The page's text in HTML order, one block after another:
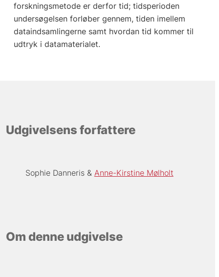
forskningsmetode er derfor tid; tidsperioden
undersøgelsen forløber gennem, tiden imellem
dataindsamlingerne samt hvordan tid kommer til
udtryk i datamaterialet.
Udgivelsens forfattere
Sophie Danneris Anne-Kirstine Mølholt
Om denne udgivelse